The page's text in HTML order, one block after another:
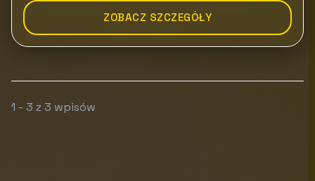
ZOBACZ SZCZEGÓŁY
1 - 3 z 3 wpisów